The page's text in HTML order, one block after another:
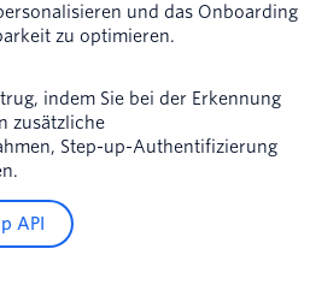
und das Onboarding
zu optimieren.
indem Sie bei der Erkennung
zusätzliche
Step-up-Authentifizierung
API